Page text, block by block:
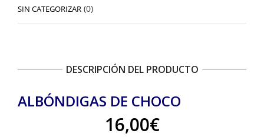
DESCRIPCIÓN DEL PRODUCTO
ALBÓNDIGAS DE CHOCO
16,00€
SIN CATEGORIZAR (0)